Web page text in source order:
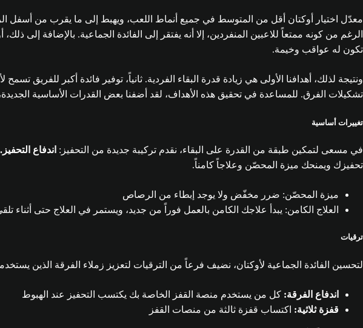
معدّل اختيار أوكتان أقل من المتوسط في جميع أنماط اللعب، ويهبط إلى ما يقرب من أسفل
الرغم من كونه ممتعاً للاعبين المنفردين، إلا أنه يفتقر إلى الفائدة الجماعية. بالإضافة
تكون له عواقب وخيمة.
ونتيجة لذلك، أهدافنا الأولى هي زيادة قدرة البقاء الفردية. ثانياً، توفير فائدة أكبر
تشكيلات الفرق. للمساعدة في تحقيق هذه الأهداف، لقد أضفنا بعض القدرات الأساسية
تغييرات أساسية
في مسعى لتمكين طبقة من القدرة على البقاء، نقدم تركيبة جديدة من التحفيز: اندفاع التحفيز.
تحفيزك ويمنحك ميزة المحصّن وعلاجاً كامناً.
ميزة المحصّن: ضرر مخفّض ولا يوجد إبطاء من الرصاص
العلاج الكامن: يبدأ علاجك الكامن بالعمل فوراً من جديد، ويستمر في العلاج حتى أثناء
ترقيات
لتحسين الفائدة الجماعية لأوكتان، نضيف فرعاً من الترقيات لتعزيز زملاء الفرقة الذين
اندفاع الفرقة: كل من يستخدم منصة القفز الخاصة بك يكتسب التحفيز عند الهبوط
قفزة ثلاثية: اكتساب قفزة ثالثة من منصات القفز